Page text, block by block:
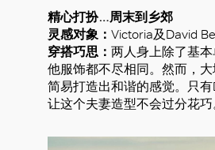
精心打扮…周末到乡郊
灵感对象： Victoria及David
穿搭巧思： 两人身上除了基
他服饰都不尽相同。然而，
简易打造出和谐的感觉。只有
让这个夫妻造型不会过分花巧